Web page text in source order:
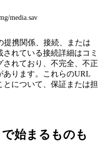
media.sav
提携関係、接続、または
れている接続詳細はコミ
されており、不完全、不正
あります。これらのURL
について、保証または担
始まるものも